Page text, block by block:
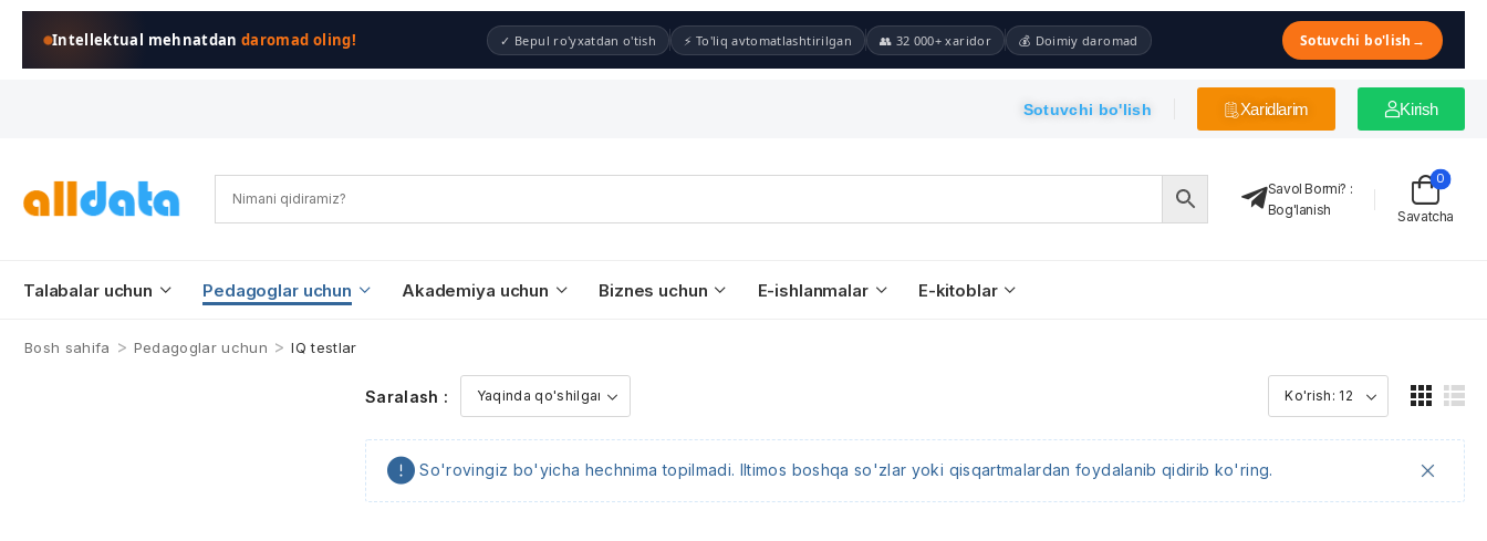
Intellektual mehnatdandaromad oling! ✓ Bepul ro'yxatdan o'tish ⚡ To'liq avtomatlashtirilgan 👥 32 000+ xaridor 💰 Doimiy daromad Sotuvchi bo'lish →
Sotuvchi bo'lish Xaridlarim Kirish
Savol Bormi? :
Bog'lanish
Savatcha
0
Talabalar uchun Pedagoglar uchun Akademiya uchun Biznes uchun E-ishlanmalar E-kitoblar
Bosh sahifa > Pedagoglar uchun > IQ testlar
Saralash :
So'rovingiz bo'yicha hechnima topilmadi. Iltimos boshqa so'zlar yoki qisqartmalardan foydalanib qidirib ko'ring.